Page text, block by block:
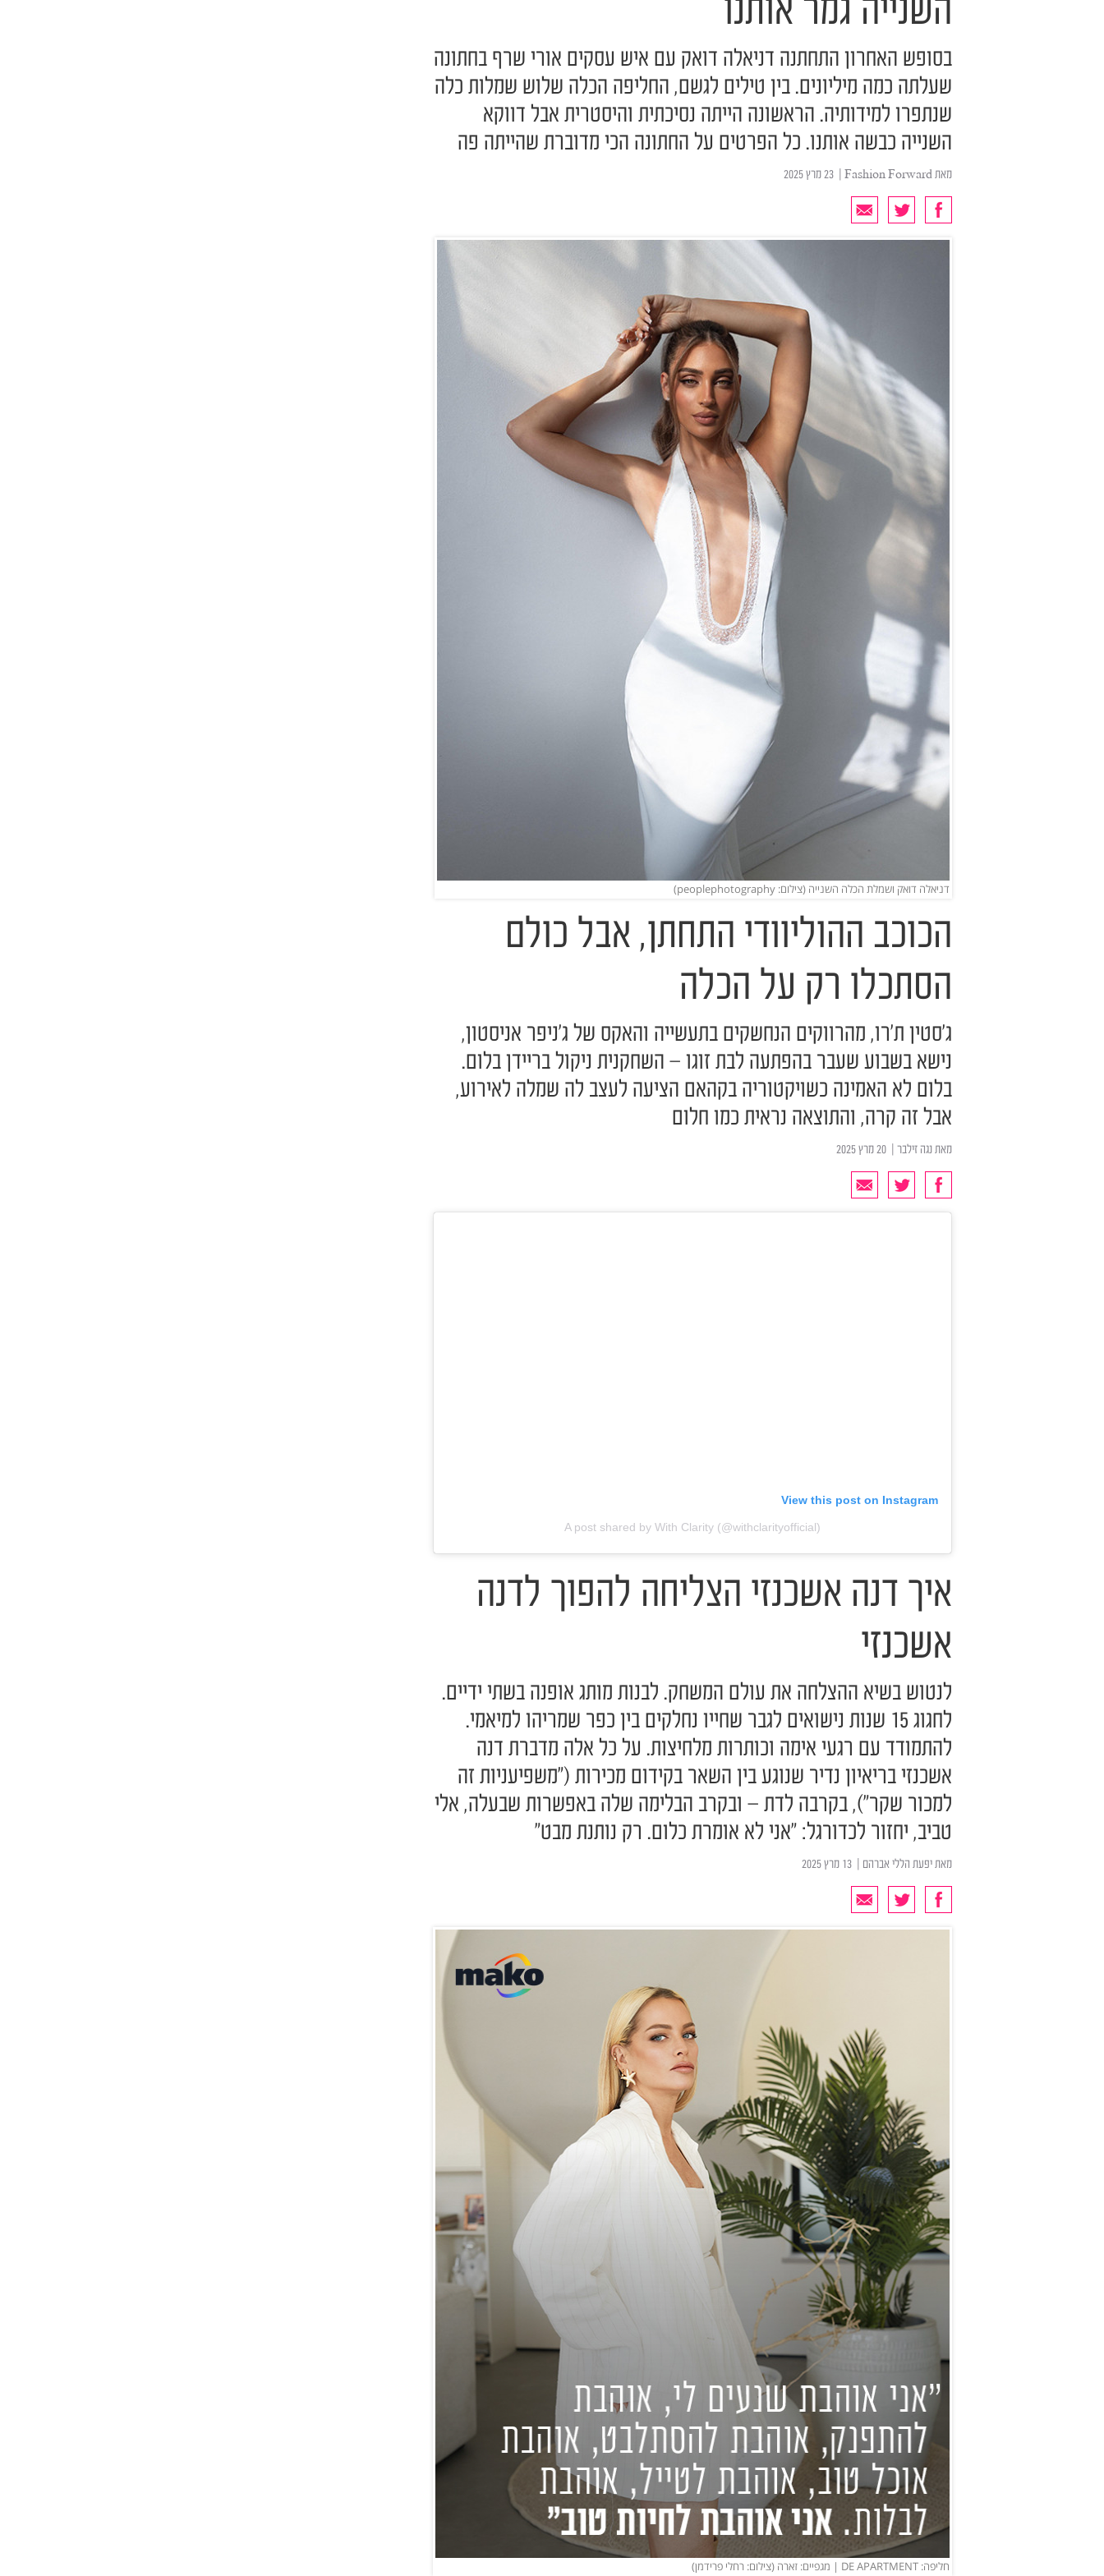
השנייה גמר אותנו
בסופש האחרון התחתנה דניאלה דואק עם איש עסקים אורי שרף בחתונה
שעלתה כמה מיליונים. בין טילים לגשם, החליפה הכלה שלוש שמלות כלה
שנתפרו למידותיה. הראשונה הייתה נסיכתית והיסטרית אבל דווקא
השנייה כבשה אותנו. כל הפרטים על החתונה הכי מדוברת שהייתה פה
מאתFashion Forward
דניאלה דואק ושמלת הכלה השנייה (צילום: peoplephotography)
הכוכב ההוליוודי התחתן, אבל כולם
הסתכלו רק על הכלה
ג'סטין ת'רו, מהרווקים הנחשקים בתעשייה והאקס של ג'ניפר אניסטון,
נישא בשבוע שעבר בהפתעה לבת זוגו – השחקנית ניקול בריידן בלום.
בלום לא האמינה כשויקטוריה בקהאם הציעה לעצב לה שמלה לאירוע,
אבל זה קרה, והתוצאה נראית כמו חלום
מאתנגה זילבר
View this post on Instagram
A post shared by With Clarity (@withclarityofficial)
איך דנה אשכנזי הצליחה להפוך לדנה
אשכנזי
לנטוש בשיא ההצלחה את עולם המשחק. לבנות מותג אופנה בשתי ידיים.
לחגוג 15 שנות נישואים לגבר שחייו נחלקים בין כפר שמריהו למיאמי.
להתמודד עם רגעי אימה וכותרות מלחיצות. על כל אלה מדברת דנה
אשכנזי בריאיון נדיר שנוגע בין השאר בקידום מכירות ("משפיעניות זה
למכור שקר"), בקרבה לדת – ובקרב הבלימה שלה באפשרות שבעלה, אלי
טביב, יחזור לכדורגל: "אני לא אומרת כלום. רק נותנת מבט"
מאתיפעת הללי אברהם
חליפה: DE APARTMENT | מגפיים: זארה (צילום: רחלי פרידמן)